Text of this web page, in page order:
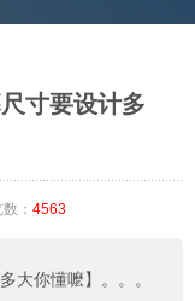
寸要设计多
： 4563
大你懂嚒】 。。。